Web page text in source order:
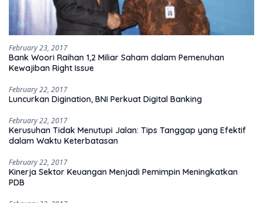
February 23, 2017
Bank Woori Raihan 1,2 Miliar Saham dalam Pemenuhan
Kewajiban Right Issue
February 22, 2017
Luncurkan Digination, BNI Perkuat Digital Banking
February 22, 2017
Kerusuhan Tidak Menutupi Jalan: Tips Tanggap yang Efektif
dalam Waktu Keterbatasan
February 22, 2017
Kinerja Sektor Keuangan Menjadi Pemimpin Meningkatkan
PDB